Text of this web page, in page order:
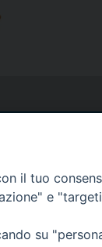
il tuo
e
su